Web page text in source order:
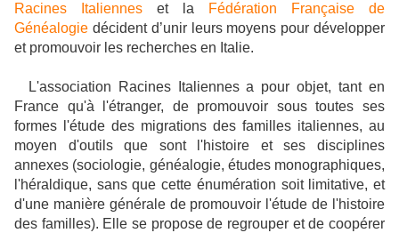
Racines Italiennes et la
Fédération Française de
Généalogie décident d’unir leurs moyens pour développer
et promouvoir les recherches en Italie.
L'association Racines Italiennes a pour objet, tant en
France qu'à l'étranger, de promouvoir sous toutes ses
formes l'étude des migrations des familles italiennes, au
moyen d'outils que sont l'histoire et ses disciplines
annexes (sociologie, généalogie, études monographiques,
l'héraldique, sans que cette énumération soit limitative, et
d'une manière générale de promouvoir l'étude de l'histoire
des familles). Elle se propose de regrouper et de coopérer